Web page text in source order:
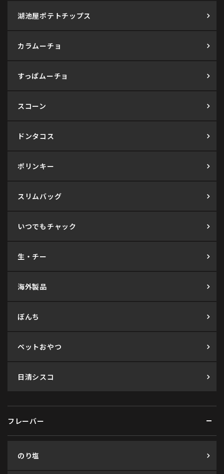
湖池屋ポテトチップス
カラムーチョ
すっぱムーチョ
スコーン
ドンタコス
ポリンキー
スリムバッグ
いつでもチャック
生・チー
海外製品
ぼんち
ペットおやつ
日清シスコ
フレーバー
のり塩